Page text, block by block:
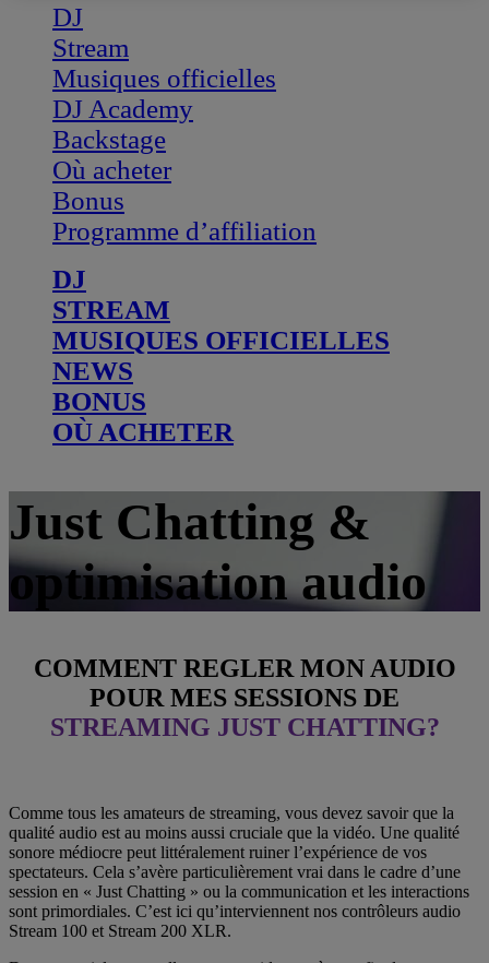
DJ
Stream
Musiques officielles
DJ Academy
Backstage
Où acheter
Bonus
Programme d’affiliation
DJ
STREAM
MUSIQUES OFFICIELLES
NEWS
BONUS
OÙ ACHETER
Just Chatting &
optimisation audio
COMMENT REGLER MON AUDIO
POUR MES SESSIONS DE
STREAMING JUST CHATTING?
Comme tous les amateurs de streaming, vous devez savoir que la
qualité audio est au moins aussi cruciale que la vidéo. Une qualité
sonore médiocre peut littéralement ruiner l’expérience de vos
spectateurs. Cela s’avère particulièrement vrai dans le cadre d’une
session en « Just Chatting » ou la communication et les interactions
sont primordiales. C’est ici qu’interviennent nos contrôleurs audio
Stream 100 et Stream 200 XLR.